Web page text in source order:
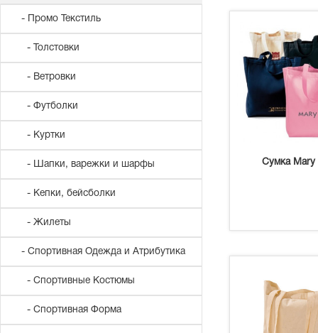
- Промо Текстиль
- Толстовки
- Ветровки
- Футболки
- Куртки
- Шапки, варежки и шарфы
- Кепки, бейсболки
- Жилеты
- Спортивная Одежда и Атрибутика
- Спортивные Костюмы
- Спортивная Форма
Сумка Mary